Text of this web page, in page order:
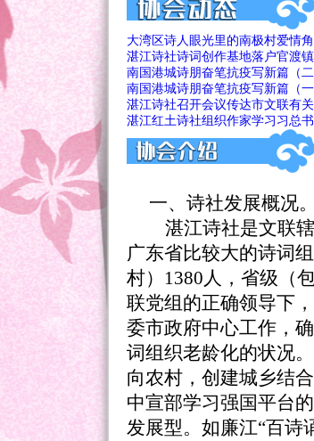
大湾区诗人眼光里的南极村爱情角
湛江诗社诗词创作基地落户官渡
南国港城诗朋奋笔抗疫写新篇（二
南国港城诗朋奋笔抗疫写新篇（一
湛江诗社召开会议传达市文联有
湛江红土诗社组织作家学习习总
一、诗社发展概况
湛江诗社是文联
广东省比较大的诗词
村）1380人，省级（
联党组的正确领导下
委市政府中心工作，
词组织老龄化的状况
向农村，创建城乡结
中宣部学习强国平台
发展型。如廉江“百诗